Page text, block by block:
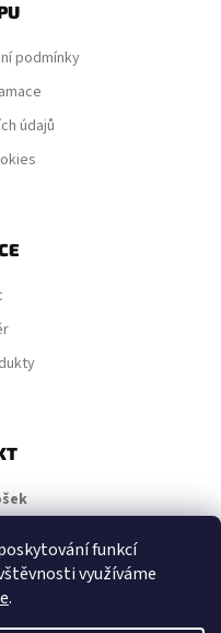
funkcí
využíváme
.
podmínky
údajů
03, Tábor